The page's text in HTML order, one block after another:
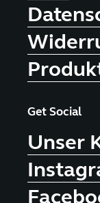
Get Social
Unser